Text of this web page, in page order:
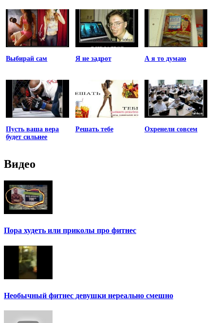
Выбирай сам Я не задрот А я то думаю
Пусть ваша вера
будет сильнее
Решать тебе Охренели совсем
Видео
Пора худеть или приколы про фитнес
Необычный фитнес девушки нереально смешно